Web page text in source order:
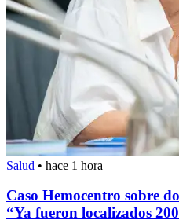
Salud • hace 1 hora
Caso Hemocentro sobre
“Ya fueron localizados